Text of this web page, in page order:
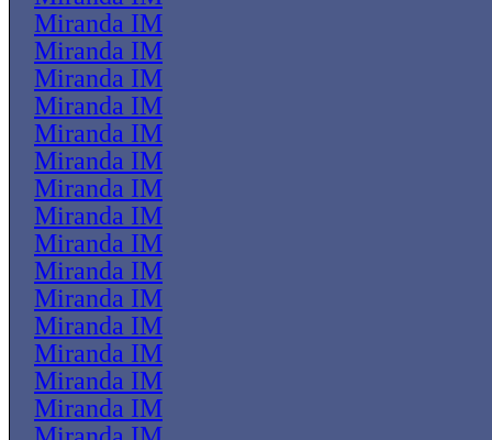
Miranda IM
Miranda IM
Miranda IM
Miranda IM
Miranda IM
Miranda IM
Miranda IM
Miranda IM
Miranda IM
Miranda IM
Miranda IM
Miranda IM
Miranda IM
Miranda IM
Miranda IM